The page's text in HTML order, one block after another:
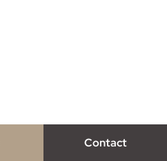
Contact